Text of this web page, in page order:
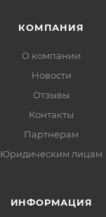
КОМПАНИЯ
О компании
Новости
Отзывы
Контакты
Партнерам
Юридическим лицам
ИНФОРМАЦИЯ